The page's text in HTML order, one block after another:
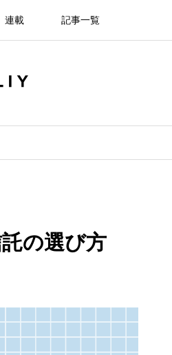
連載 記事一覧
の選び方